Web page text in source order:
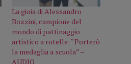
La gioia di Alessandro
Bozzini, campione del
mondo di pattinaggio
artistico a rotelle: “Porterò
la medaglia a scuola” –
AUDIO